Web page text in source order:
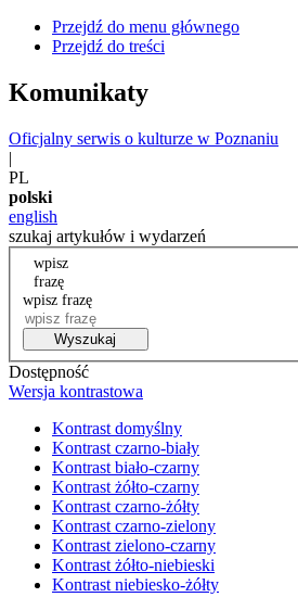
Przejdź do menu głównego
Przejdź do treści
Komunikaty
Oficjalny serwis o kulturze w Poznaniu
|
PL
polski
english
szukaj artykułów i wydarzeń
wpisz
frazę
wpisz frazę
Wyszukaj
Dostępność
Wersja kontrastowa
Kontrast domyślny
Kontrast czarno-biały
Kontrast biało-czarny
Kontrast żółto-czarny
Kontrast czarno-żółty
Kontrast czarno-zielony
Kontrast zielono-czarny
Kontrast żółto-niebieski
Kontrast niebiesko-żółty